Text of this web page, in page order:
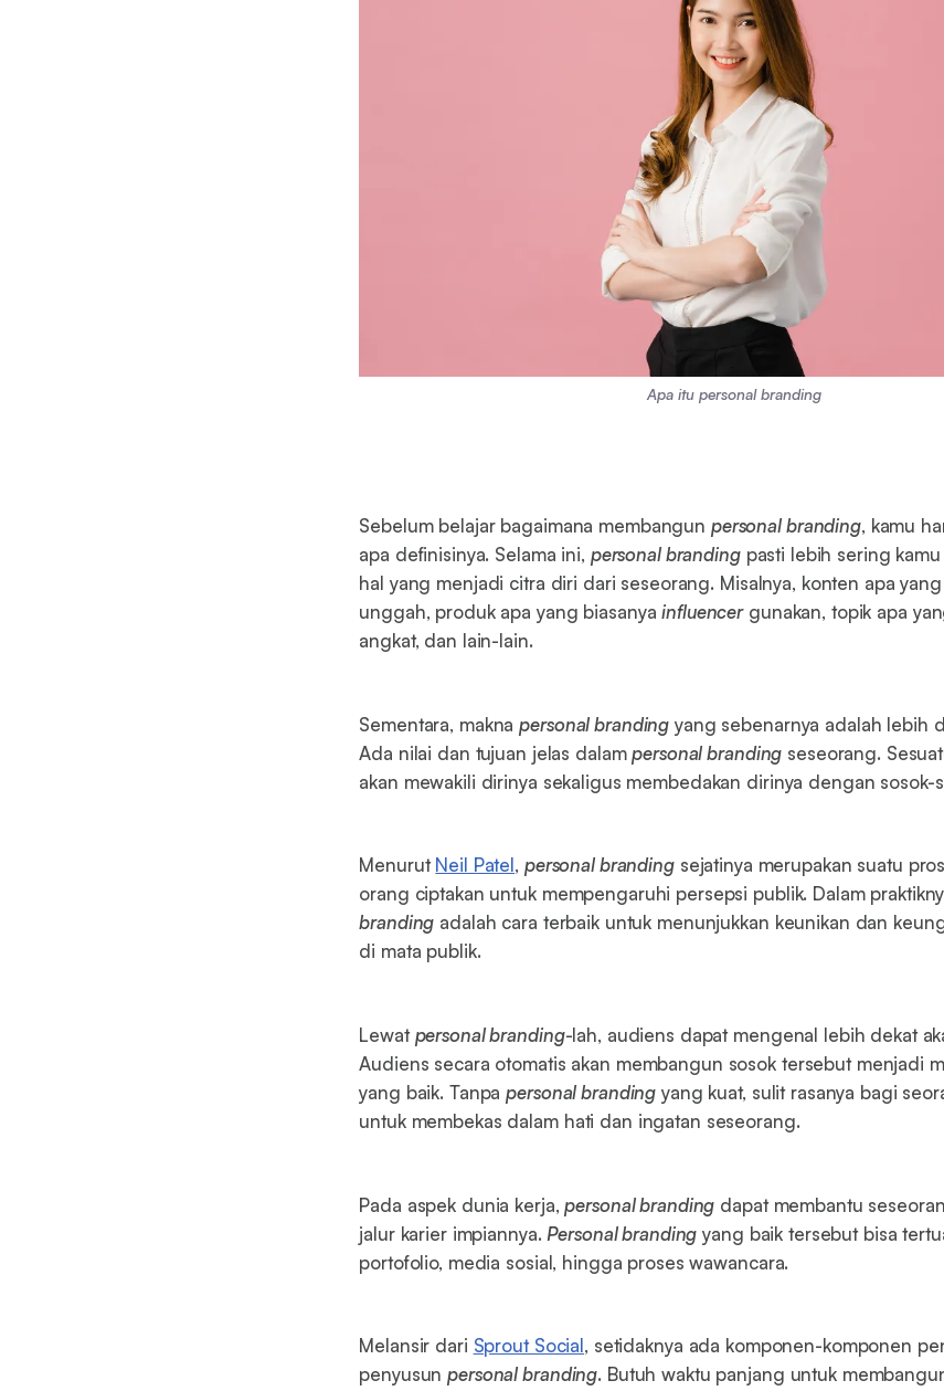
Apa itu personal branding
Sebelum belajar bagaimana membangun personal branding, kamu
apa definisinya. Selama ini, personal brandingpasti lebih sering
hal yang menjadi citra diri dari seseorang. Misalnya, konten apa
unggah, produk apa yang biasanyainfluencergunakan, topik apa
angkat, dan lain-lain.
Sementara, maknapersonal branding yang sebenarnya adalah lebih
Ada nilai dan tujuan jelas dalampersonal branding seseorang.
akan mewakili dirinya sekaligus membedakan dirinya dengan sosok-
MenurutNeil Patel, personal brandingsejatinya merupakan suatu
orang ciptakan untuk mempengaruhi persepsi publik. Dalam
branding adalah cara terbaik untuk menunjukkan keunikan dan
di mata publik.
Lewatpersonal branding-lah, audiens dapat mengenal lebih dekat
Audiens secara otomatis akan membangun sosok tersebut menjadi
yang baik. Tanpapersonal branding yang kuat, sulit rasanya bagi
untuk membekas dalam hati dan ingatan seseorang.
Pada aspek dunia kerja,personal branding dapat membantu
jalur karier impiannya. Personal branding yang baik tersebut bisa
portofolio, media sosial, hingga proses wawancara.
Melansir dari Sprout Social, setidaknya ada komponen-komponen
penyusunpersonal branding. Butuh waktu panjang untuk